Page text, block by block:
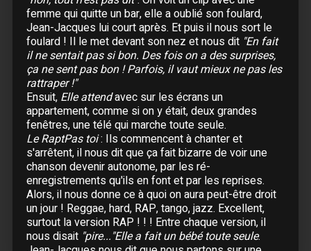
16 Mars :Fest-Noz de Bercy
26 Mars : Saint-Denis de la Réunion- Stade de
l'Est
27 Mars :Saint-Denis de la Réunion- Stade de
l'Est
30 Mars :
de Saint-Gilles
31 Mars :Saint-Gilles de la Réunion- Théâtre
de Saint-Gilles
Avril
04 Avril :Île Maurice - La Citadelle
08 Avril : Antananarivo (Madagascar)- Palais
des Sports
09 Avril :Antananarivo (Madagascar)- Palais
des Sports
femme qui quitte un bar, elle a oublié son foulard,
Jean-Jacques lui court après. Et puis il nous sort le
foulard ! Il le met devant son nez et nous dit "En fait
il ne sentait pas si bon. Des fois on a des surprises,
ça ne sent pas bon ! Parfois, il vaut mieux ne pas les
rattraper !"
Ensuit, Elle attendavec sur les écrans un
appartement, comme si on y était, deux grandes
fenêtres, une télé qui marche toute seule.
Le RaptPas toi: Ils commencent à chanter et
s'arrêtent, il nous dit que ça fait bizarre de voir une
chanson devenir autonome, par les ré-
enregistrements qu'ils en font et par les reprises.
Alors, il nous donne ce à quoi on aura peut-être droit
un jour ! Reggae, hard, RAP, tango, jazz. Excellent,
surtout la version RAP ! ! ! Entre chaque version, il
nous disait "pire..."Elle a fait un bébé toute seule.